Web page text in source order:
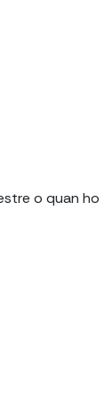
o quan ho